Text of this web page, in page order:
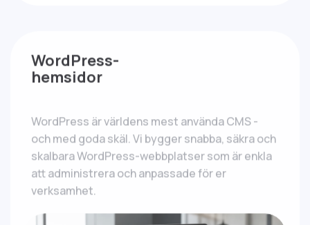
WordPress-
hemsidor
WordPress är världens mest använda CMS -
och med goda skäl. Vi bygger snabba, säkra och
skalbara WordPress-webbplatser som är enkla
att administrera och anpassade för er
verksamhet.